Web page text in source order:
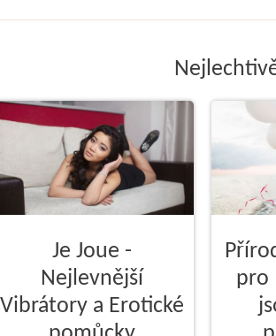
Je Joue -
Nejlevnější
Vibrátory a Erotické
pro